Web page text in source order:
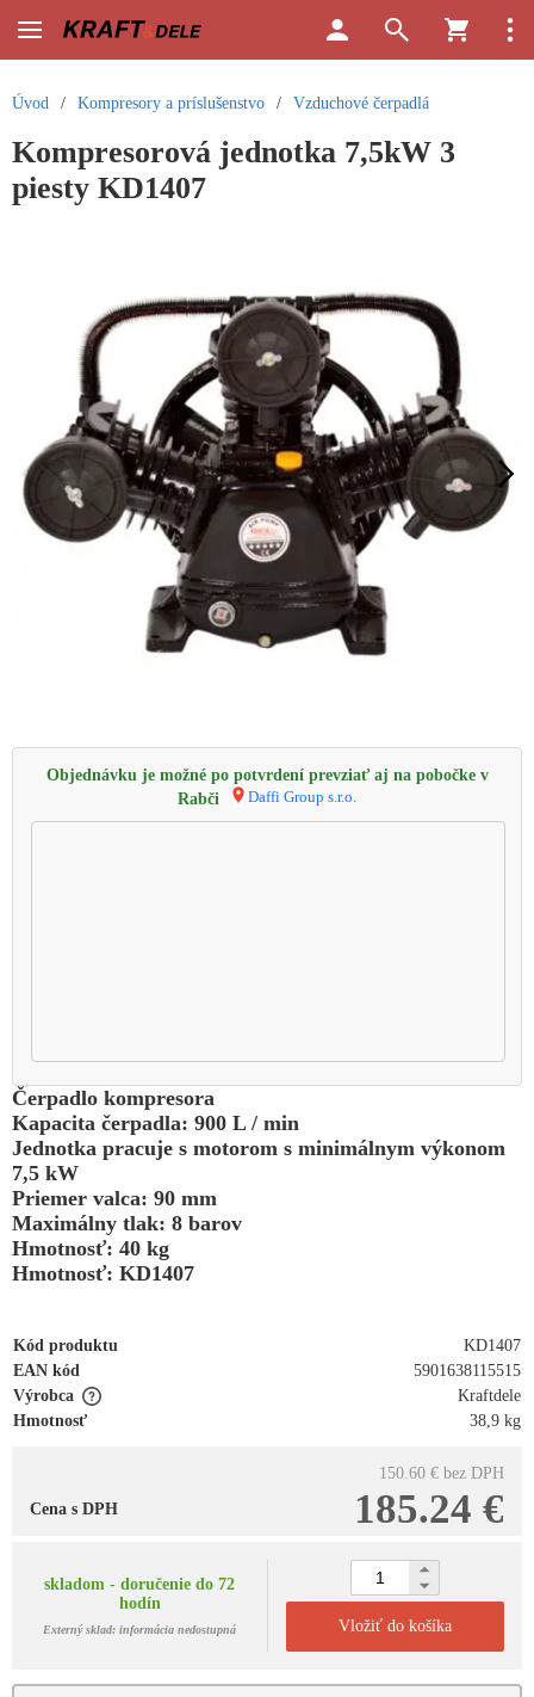
Úvod / Kompresory a príslušenstvo / Vzduchové čerpadlá
Kompresorová jednotka 7,5kW 3
piesty KD1407
Objednávku je možné po potvrdení prevziať aj na pobočke v
Rabči
Daffi Group s.r.o.
Čerpadlo kompresora
Kapacita čerpadla: 900 L / min
Jednotka pracuje s motorom s minimálnym výkonom
7,5 kW
Priemer valca: 90 mm
Maximálny tlak: 8 barov
Hmotnosť: 40 kg
Hmotnosť: KD1407
Kód produktu
KD1407
EAN kód
5901638115515
Výrobca
Kraftdele
Hmotnosť
38,9 kg
150.60 € bez DPH
185.24 €
Cena s DPH
skladom - doručenie do 72
hodín
Externý sklad: informácia nedostupná Vložiť do košíka